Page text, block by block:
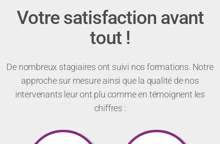
Votre satisfaction avant
tout !
De nombreux stagiaires ont suivi nos formations. Notre
approche sur mesure ainsi que la qualité de nos
intervenants leur ont plu comme en témoignent les
chiffres :